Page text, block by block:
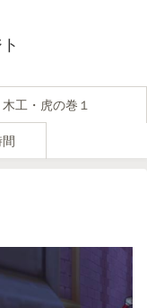
木工・虎の巻１